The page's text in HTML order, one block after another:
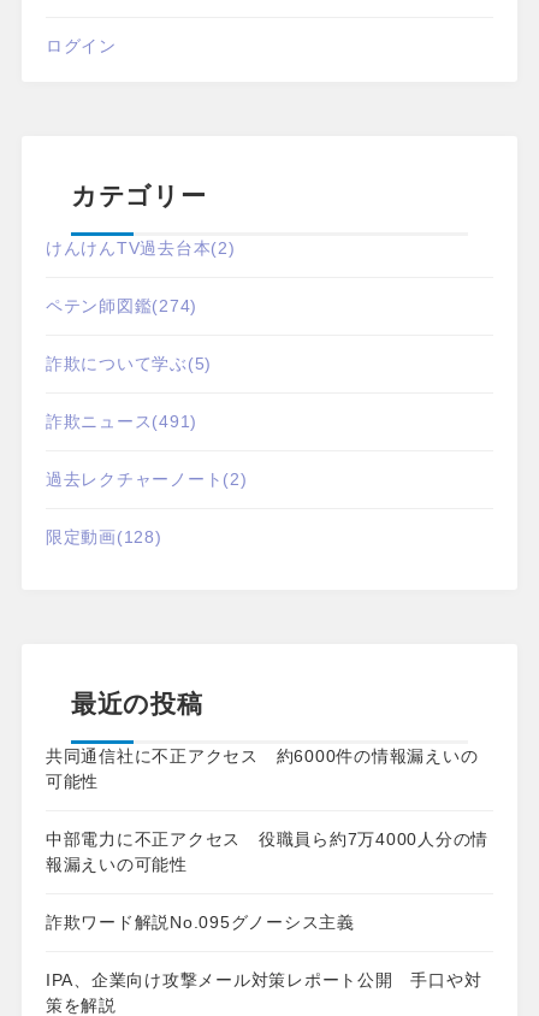
ログイン
カテゴリー
けんけんTV過去台本(2)
ペテン師図鑑(274)
詐欺について学ぶ(5)
詐欺ニュース(491)
過去レクチャーノート (2)
限定動画(128)
最近の投稿
共同通信社に不正アクセス 約6000件の情報漏えいの
可能性
中部電力に不正アクセス 役職員ら約7万4000人分の情
報漏えいの可能性
詐欺ワード解説No.095グノーシス主義
IPA、企業向け攻撃メール対策レポート公開 手口や対
策を解説